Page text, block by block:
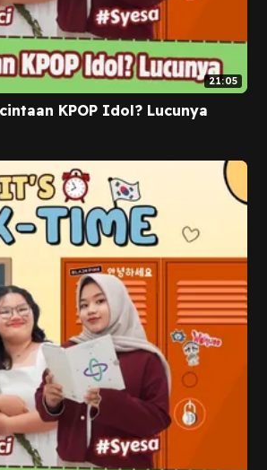
21:05
KPOP Idol? Lucunya